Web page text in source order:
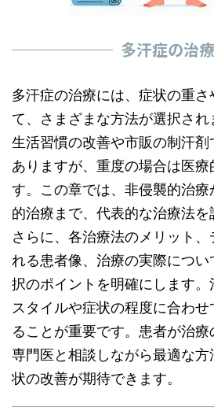
多汗症の治
多汗症の治療には、症状の重
て、さまざまな方法が選択さ
生活習慣の改善や市販の制汗
ありますが、重度の場合は医
す。この章では、非侵襲的治
的治療まで、代表的な治療法を
さらに、各治療法のメリット
れる患者像、治療の実際につ
択のポイントを明確にします
スタイルや症状の程度に合わ
ることが重要です。患者が治療
専門医と相談しながら最適な
状の改善が期待できます。